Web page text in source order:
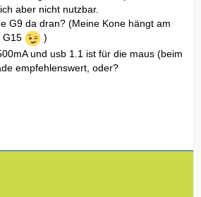
aber nicht nutzbar.
G9 da dran? (Meine Kone hängt am
G15
)
und usb 1.1 ist für die maus (beim
empfehlenswert, oder?